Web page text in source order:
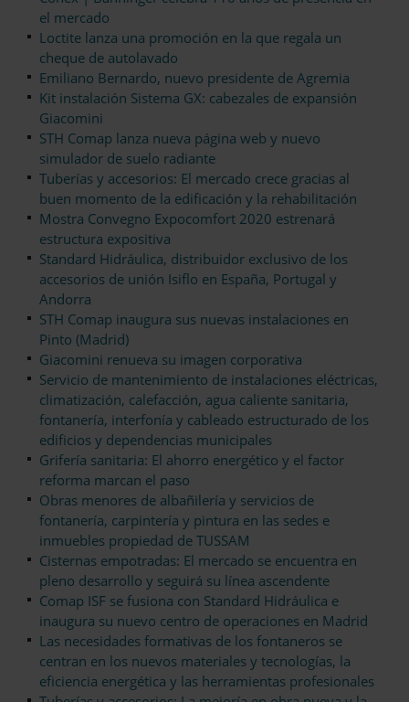
el mercado
Loctite lanza una promoción en la que regala un
cheque de autolavado
Emiliano Bernardo, nuevo presidente de Agremia
Kit instalación Sistema GX: cabezales de expansión
Giacomini
STH Comap lanza nueva página web y nuevo
simulador de suelo radiante
Tuberías y accesorios: El mercado crece gracias al
buen momento de la edificación y la rehabilitación
Mostra Convegno Expocomfort 2020 estrenará
estructura expositiva
Standard Hidráulica, distribuidor exclusivo de los
accesorios de unión Isiflo en España, Portugal y
Andorra
STH Comap inaugura sus nuevas instalaciones en
Pinto (Madrid)
Giacomini renueva su imagen corporativa
Servicio de mantenimiento de instalaciones eléctricas,
climatización, calefacción, agua caliente sanitaria,
fontanería, interfonía y cableado estructurado de los
edificios y dependencias municipales
Grifería sanitaria: El ahorro energético y el factor
reforma marcan el paso
Obras menores de albañilería y servicios de
fontanería, carpintería y pintura en las sedes e
inmuebles propiedad de TUSSAM
Cisternas empotradas: El mercado se encuentra en
pleno desarrollo y seguirá su línea ascendente
Comap ISF se fusiona con Standard Hidráulica e
inaugura su nuevo centro de operaciones en Madrid
Las necesidades formativas de los fontaneros se
centran en los nuevos materiales y tecnologías, la
eficiencia energética y las herramientas profesionales